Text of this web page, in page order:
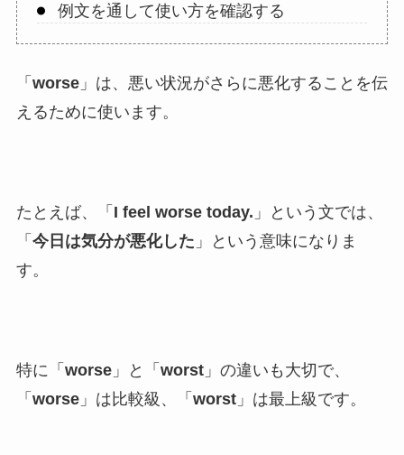
例文を通して使い方を確認する
「 worse」は、悪い状況がさらに悪化することを伝
えるために使います。
たとえば、「 I feel worse today. 」という文では、
「 今日は気分が悪化した 」という意味になりま
す。
特に「 worse」と「 worst」の違いも大切で、
「 worse」は比較級、「 worst」は最上級です。